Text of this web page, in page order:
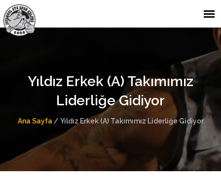
Yıldız Erkek (A) Takımımız
Liderliğe Gidiyor
Ana Sayfa / Yıldız Erkek (A) Takımımız Liderliğe Gidiyor